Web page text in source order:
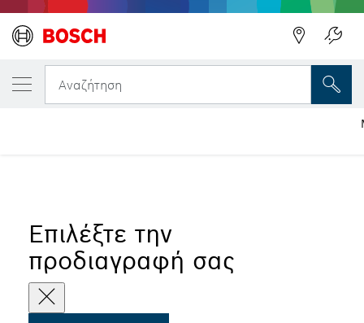
Αναζήτηση
Επιλέξτε την
προδιαγραφή σας
Η ΕΠΙΛΕΓΜΈΝΗ ΠΑΡΑΛΛΑΓΉ ΣΑΣ
Τρυπάνι HSS με φρεζάκι για λοξό τρύπημα,